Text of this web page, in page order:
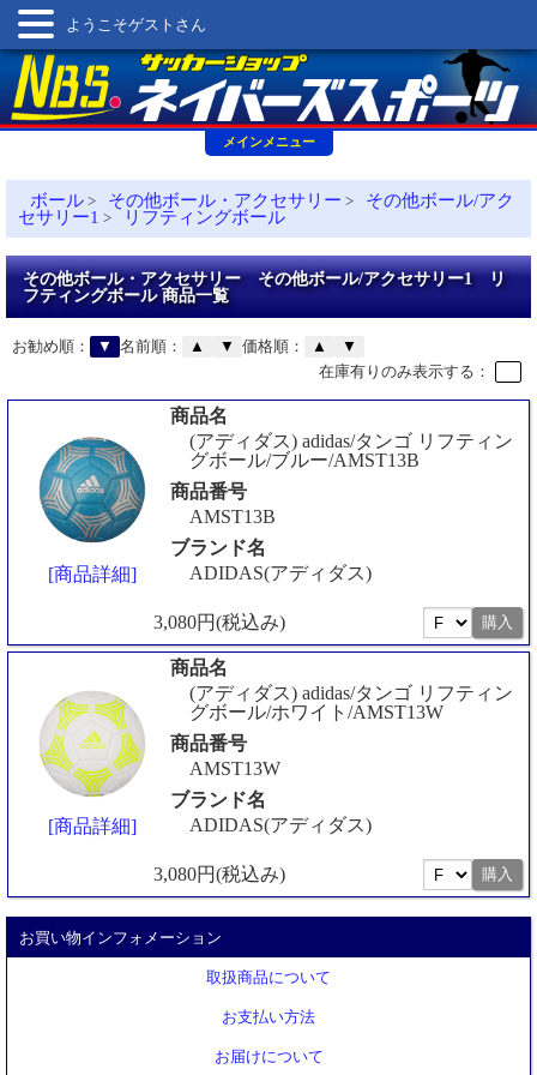
メインメニュー
ようこそゲストさん
ボール > その他ボール・アクセサリー >
その他ボール/アク
セサリー1 > リフティングボール
その他ボール・アクセサリー その他ボール/アクセサリー1 リ
フティングボール 商品一覧
お勧め順： ▼ 名前順： ▲ ▼ 価格順： ▲
▼
在庫有りのみ表示する：
[商品詳細]
商品名
(アディダス) adidas/タンゴ リフティン
グボール/ブルー/AMST13B
商品番号
AMST13B
ブランド名
ADIDAS(アディダス)
3,080円(税込み)
[商品詳細]
商品名
(アディダス) adidas/タンゴ リフティン
グボール/ホワイト/AMST13W
商品番号
AMST13W
ブランド名
ADIDAS(アディダス)
3,080円(税込み)
お買い物インフォメーション
取扱商品について
お支払い方法
お届けについて